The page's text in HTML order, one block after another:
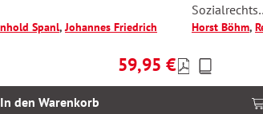
Download der
Spanl,Johannes Friedrich
Regulärer Preis:
59,95 €
In den Warenkorb
Sozialrechts
Mit
Horst Böhm,
Preise
inkl.